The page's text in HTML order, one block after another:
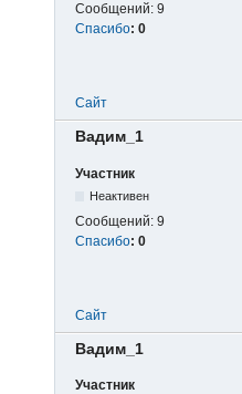
Сообщений: 9
Спасибо: 0
Сайт
Вадим_1
Участник
Неактивен
Сообщений: 9
Спасибо: 0
Сайт
Вадим_1
Участник